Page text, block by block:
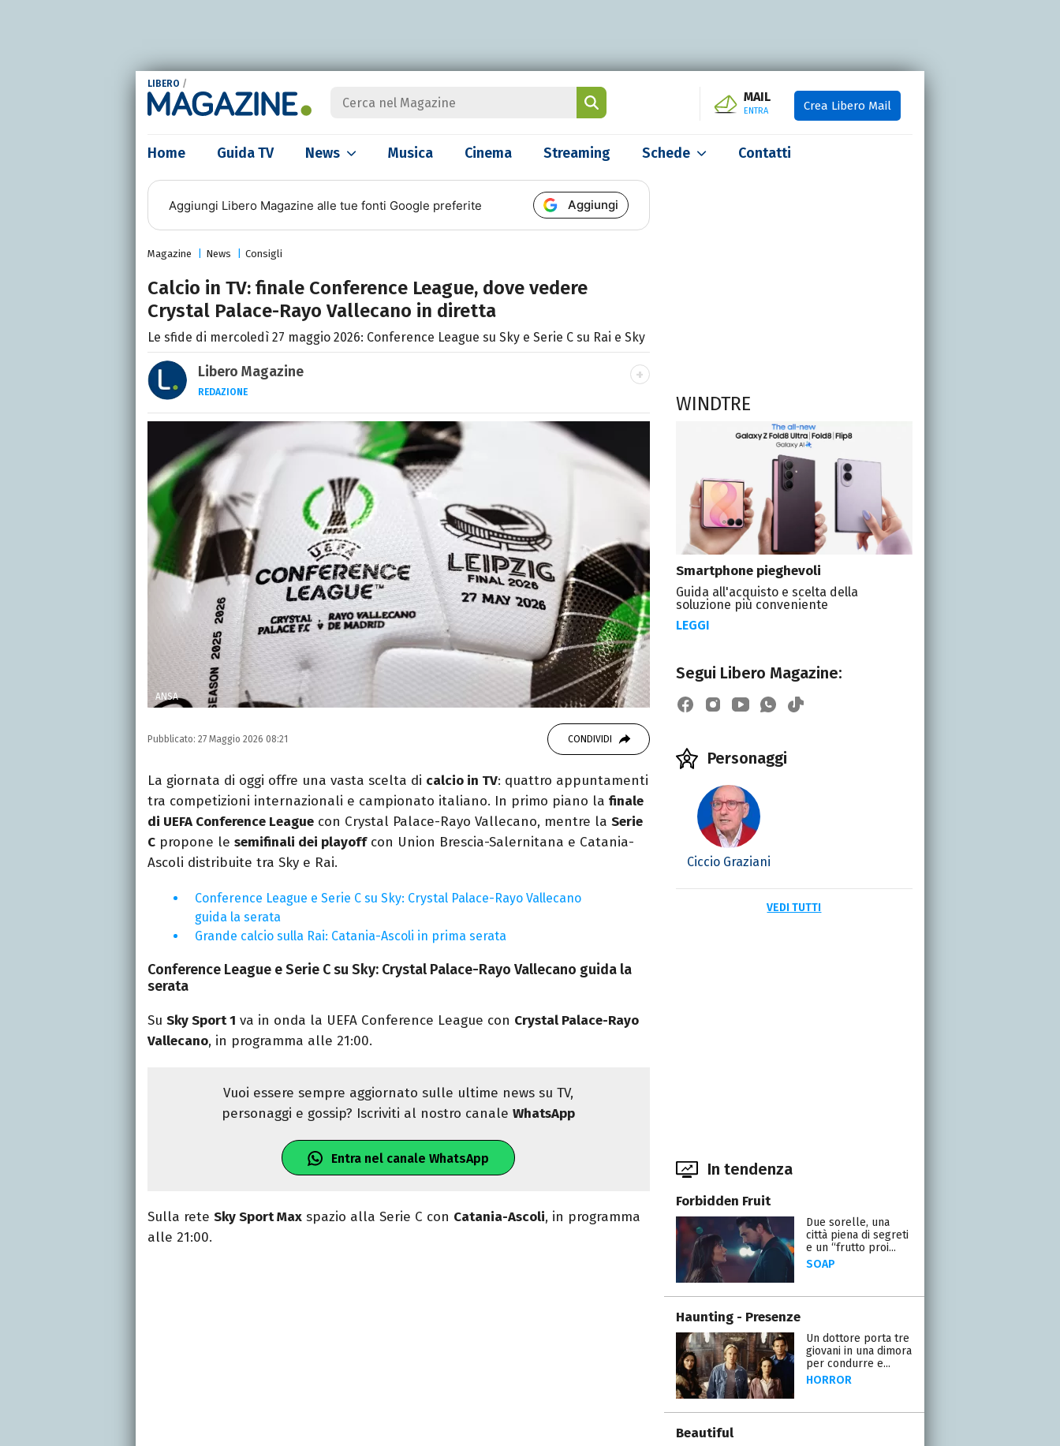
LIBERO /
MAIL
ENTRA Crea Libero Mail
Home Guida TV News Musica Cinema Streaming Schede Contatti
Aggiungi Libero Magazine alle tue fonti Google preferite Aggiungi
Magazine News Consigli
Calcio in TV: finale Conference League, dove vedere
Crystal Palace-Rayo Vallecano in diretta
Le sfide di mercoledì 27 maggio 2026: Conference League su Sky e Serie C su Rai e Sky
Libero Magazine
REDAZIONE
E-MAIL
INSTAGRAM FACEBOOK
Libero Magazine è il canale del portale Libero.it dedicato al mondo
della televisione, dello spettacolo e del gossip.
ANSA
Pubblicato: 27 Maggio 2026 08:21 CONDIVIDI
La giornata di oggi offre una vasta scelta di calcio in TV: quattro appuntamenti
tra competizioni internazionali e campionato italiano. In primo piano la finale
di UEFA Conference League con Crystal Palace-Rayo Vallecano, mentre la Serie
C propone le semifinali dei playoffcon Union Brescia-Salernitana e Catania-
Ascoli distribuite tra Sky e Rai.
Conference League e Serie C su Sky: Crystal Palace-Rayo Vallecano
guida la serata
Grande calcio sulla Rai: Catania-Ascoli in prima serata
Conference League e Serie C su Sky: Crystal Palace-Rayo Vallecano guida la
serata
Su Sky Sport 1 va in onda la UEFA Conference League con Crystal Palace-Rayo
Vallecano, in programma alle 21:00.
Vuoi essere sempre aggiornato sulle ultime news su TV,
personaggi e gossip? Iscriviti al nostro canaleWhatsApp
Entra nel canale WhatsApp
Sulla rete Sky Sport Max spazio alla Serie C con Catania-Ascoli, in programma
alle 21:00.
WINDTRE
Smartphone pieghevoli
Guida all'acquisto e scelta della
soluzione più conveniente
LEGGI
Segui Libero Magazine:
Personaggi
Ciccio Graziani
VEDI TUTTI
In tendenza
Forbidden Fruit
Due sorelle, una
città piena di segreti
e un “frutto proi...
SOAP
Haunting - Presenze
Un dottore porta tre
giovani in una dimora
per condurre e...
HORROR
Beautiful